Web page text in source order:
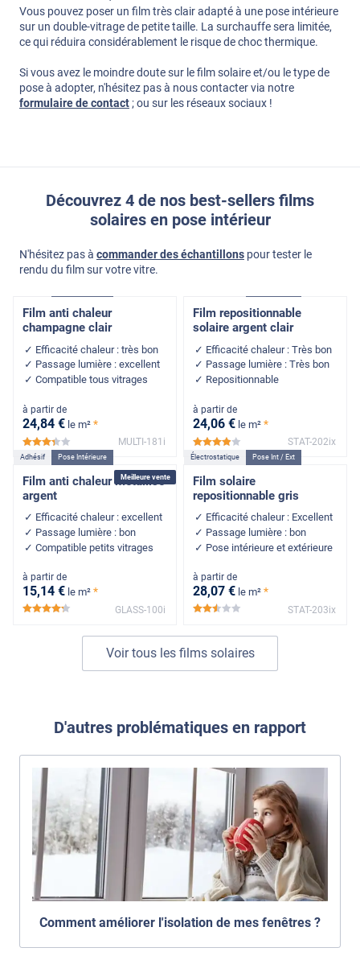
Vous pouvez poser un film très clair adapté à une pose intérieure
sur un double-vitrage de petite taille. La surchauffe sera limitée,
ce qui réduira considérablement le risque de choc thermique.
Si vous avez le moindre doute sur le film solaire et/ou le type de
pose à adopter, n'hésitez pas à nous contacter via notre
formulaire de contact; ou sur les réseaux sociaux !
Découvrez 4 de nos best-sellers films
solaires en pose intérieur
N'hésitez pas à commander des échantillons pour tester le
rendu du film sur votre vitre.
Film anti chaleur
champagne clair
Efficacité chaleur : très bon
Passage lumière : excellent
Compatible tous vitrages
à partir de
24,84 € le m² *
*****
MULTI-181i
Film repositionnable
solaire argent clair
Efficacité chaleur : Très bon
Passage lumière : Très bon
Repositionnable
à partir de
24,06 € le m² *
*****
STAT-202ix
Meilleure vente
Adhésif Pose Intérieure
Film anti chaleur métallisé
argent
Efficacité chaleur : excellent
Passage lumière : bon
Compatible petits vitrages
à partir de
15,14 € le m² *
*****
GLASS-100i
Électrostatique Pose Int / Ext
Film solaire
repositionnable gris
Efficacité chaleur : Excellent
Passage lumière : bon
Pose intérieure et extérieure
à partir de
28,07 € le m² *
*****
STAT-203ix
Voir tous les films solaires
D'autres problématiques en rapport
Comment améliorer l'isolation de mes fenêtres ?